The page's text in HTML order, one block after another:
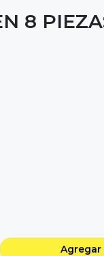
8
Agregar